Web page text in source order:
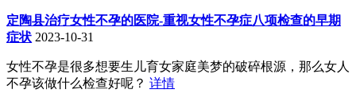
定陶县治疗女性不孕的医院-重视女性不孕症八项检查的早期
症状 2023-10-31
女性不孕是很多想要生儿育女家庭美梦的破碎根源，那么女人
不孕该做什么检查好呢？ 详情